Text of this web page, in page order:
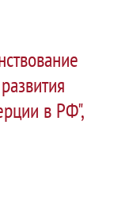
в РФ",